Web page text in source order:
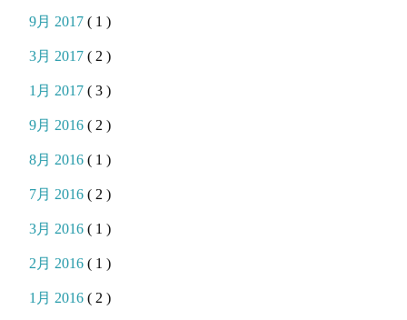
9月 2017( 1 )
3月 2017( 2 )
1月 2017( 3 )
9月 2016( 2 )
8月 2016( 1 )
7月 2016( 2 )
3月 2016( 1 )
2月 2016( 1 )
1月 2016( 2 )